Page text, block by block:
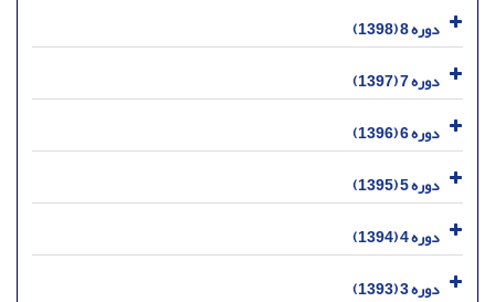
دوره 8 (1398)
دوره 7 (1397)
دوره 6 (1396)
دوره 5 (1395)
دوره 4 (1394)
دوره 3 (1393)